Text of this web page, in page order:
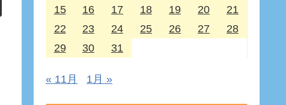
15
16 17 18 19 20
21
22
23 24 25 26 27
28
29
30 31
« 11月 1月 »